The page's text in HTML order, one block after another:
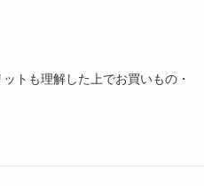
トも理解した上でお買いもの・